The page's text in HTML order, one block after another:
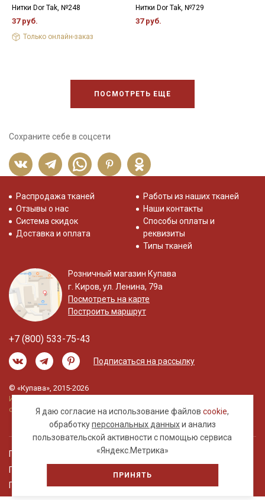
Нитки Dor Tak, №248
37 руб.
Только онлайн-заказ
Нитки Dor Tak, №729
37 руб.
ПОСМОТРЕТЬ ЕЩЕ
Сохраните себе в соцсети
Я даю согласие на использование файловcookie,
обработкуперсональных данныхи анализ
пользовательской активности с помощью сервиса
«Яндекс.Метрика»
ПРИНЯТЬ
Распродажа тканей
Отзывы о нас
Система скидок
Доставка и оплата
Работы из наших тканей
Наши контакты
Способы оплаты и
реквизиты
Типы тканей
Розничный магазин Купава
г. Киров, ул. Ленина, 79а
Посмотреть на карте
Построить маршрут
+7 (800) 533-75-43
Подписаться на рассылку
© «Купава», 2015-2026
Информация на сайте не является публичной
офертой.
Правовая информация
Политика обработки персональных данных
Пользовательское соглашение